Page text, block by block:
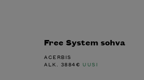
Free System sohva
ACERBIS
ALK. 3884€ UUSI